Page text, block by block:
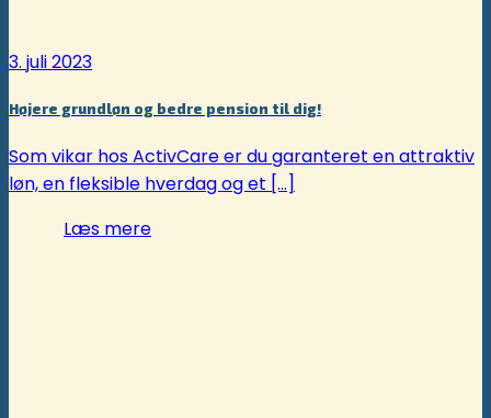
3. juli 2023
Højere grundløn og bedre pension til dig!
Som vikar hos ActivCare er du garanteret en attraktiv
løn, en fleksible hverdag og et [...]
Læs mere